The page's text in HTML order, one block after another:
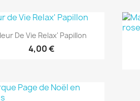
Aperçu rapide
De Vie Relax' Papillon
4,00 €